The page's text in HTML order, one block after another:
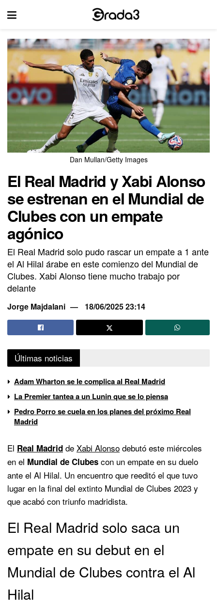
Dan Mullan/Getty Images
El Real Madrid y Xabi Alonso
se estrenan en el Mundial de
Clubes con un empate
agónico
El Real Madrid solo pudo rascar un empate a 1 ante
el Al Hilal árabe en este comienzo del Mundial de
Clubes. Xabi Alonso tiene mucho trabajo por
delante
Jorge Majdalani 18/06/2025 23:14
Últimas noticias
Adam Wharton se le complica al Real Madrid
La Premier tantea a un Lunin que se lo piensa
Pedro Porro se cuela en los planes del próximo Real
Madrid
El Real Madrid de Xabi Alonso debutó este miércoles
en el Mundial de Clubes con un empate en su duelo
ante el Al Hilal. Un encuentro que reeditó el que tuvo
lugar en la final del extinto Mundial de Clubes 2023 y
que acabó con triunfo madridista.
El Real Madrid solo saca un
empate en su debut en el
Mundial de Clubes contra el Al
Hilal